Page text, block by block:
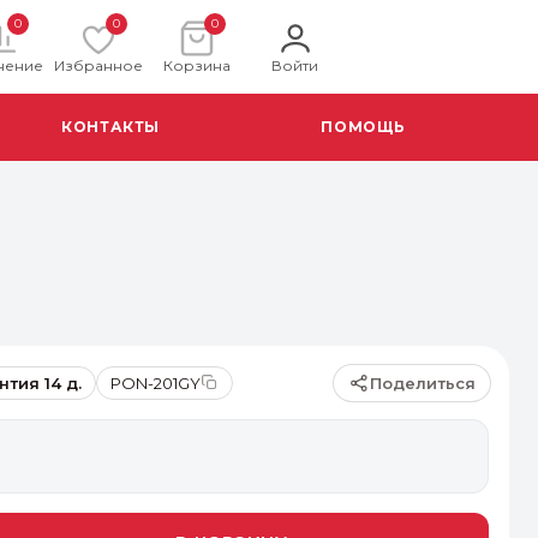
0 0
Избранное
0
Корзина Войти
КОНТАКТЫ ПОМОЩЬ
Поделиться
14 д. PON-201GY